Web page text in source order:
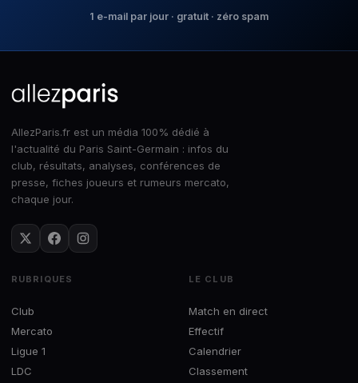
1 e-mail par jour · gratuit · zéro spam
AllezParis.fr est un média 100% dédié à
l'actualité du Paris Saint-Germain : infos du
club, résultats, analyses, conférences de
presse, fiches joueurs et rumeurs mercato,
chaque jour.
RUBRIQUES
Club
Mercato
Ligue 1
LDC
LE CLUB
Match en direct
Effectif
Calendrier
Classement